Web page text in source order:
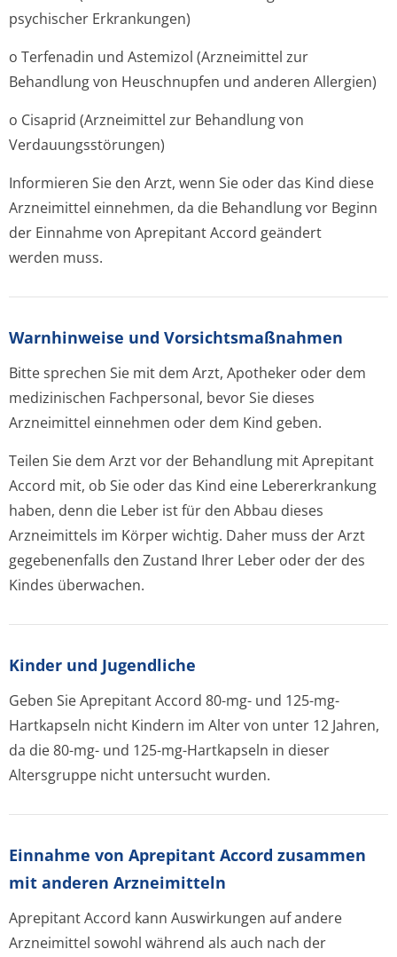
psychischer Erkrankungen)
o Terfenadin und Astemizol (Arzneimittel zur
Behandlung von Heuschnupfen und anderen Allergien)
o Cisaprid (Arzneimittel zur Behandlung von
Verdauungsstörun­gen)
Informieren Sie den Arzt, wenn Sie oder das Kind diese
Arzneimittel einnehmen, da die Behandlung vor Beginn
der Einnahme von Aprepitant Accord geändert
werden muss.
Warnhinweise und Vorsichtsmaßnahmen
Bitte sprechen Sie mit dem Arzt, Apotheker oder dem
medizinischen Fachpersonal, bevor Sie dieses
Arzneimittel einnehmen oder dem Kind geben.
Teilen Sie dem Arzt vor der Behandlung mit Aprepitant
Accord mit, ob Sie oder das Kind eine Lebererkrankung
haben, denn die Leber ist für den Abbau dieses
Arzneimittels im Körper wichtig. Daher muss der Arzt
gegebenenfalls den Zustand Ihrer Leber oder der des
Kindes überwachen.
Kinder und Jugendliche
Geben Sie Aprepitant Accord 80-mg- und 125-mg-
Hartkapseln nicht Kindern im Alter von unter 12 Jahren,
da die 80-mg- und 125-mg-Hartkapseln in dieser
Altersgruppe nicht untersucht wurden.
Einnahme von Aprepitant Accord zusammen
mit anderen Arzneimitteln
Aprepitant Accord kann Auswirkungen auf andere
Arzneimittel sowohl während als auch nach der